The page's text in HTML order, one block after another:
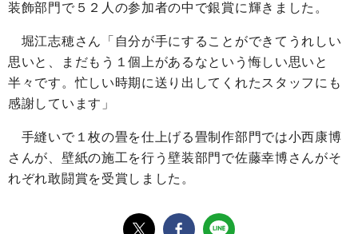
装飾部門で５２人の参加者の中で銀賞に輝きました。
堀江志穂さん「自分が手にすることができてうれしい
思いと、まだもう１個上があるなという悔しい思いと
半々です。忙しい時期に送り出してくれたスタッフにも
感謝しています」
手縫いで１枚の畳を仕上げる畳制作部門では小西康博
さんが、壁紙の施工を行う壁装部門で佐藤幸博さんがそ
れぞれ敢闘賞を受賞しました。